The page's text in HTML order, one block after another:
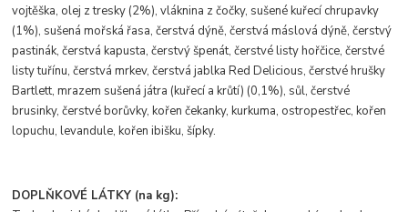
vojtěška, olej z tresky (2%), vláknina z čočky, sušené kuřecí chrupavky
(1%), sušená mořská řasa, čerstvá dýně, čerstvá máslová dýně, čerstvý
pastinák, čerstvá kapusta, čerstvý špenát, čerstvé listy hořčice, čerstvé
listy tuřínu, čerstvá mrkev, čerstvá jablka Red Delicious, čerstvé hrušky
Bartlett, mrazem sušená játra (kuřecí a krůtí) (0,1%), sůl, čerstvé
brusinky, čerstvé borůvky, kořen čekanky, kurkuma, ostropestřec, kořen
lopuchu, levandule, kořen ibišku, šípky.
DOPLŇKOVÉ LÁTKY (na kg):